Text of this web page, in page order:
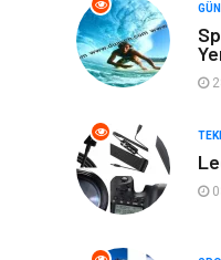
Bilgisayar &
Yazılım
Müzik
Spor